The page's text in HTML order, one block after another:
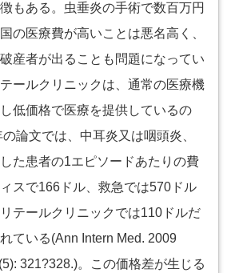
もある。虫垂炎の手術で数百万円
の医療費が高いことは悪名高く、
産者が出ることも問題になってい
ールクリニックは、通常の医療機
低価格で医療を提供しているの
論文では、中耳炎又は咽頭炎、
た患者の1エピソードあたりの費
スで166ドル、救急では570ドル
テールクリニックでは110ドルだ
ている(Ann Intern Med. 2009
321?328.)。この価格差が生じる